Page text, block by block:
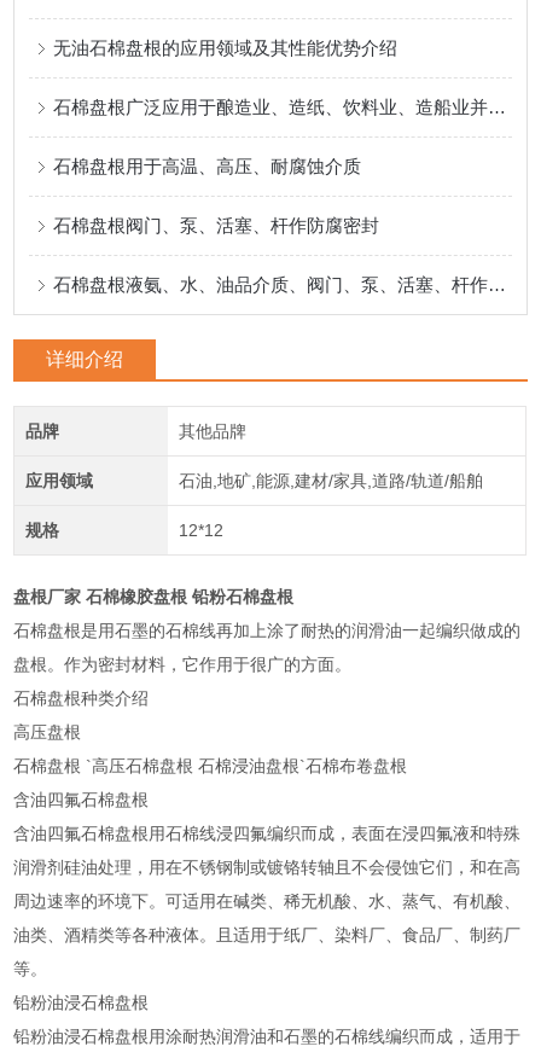
无油石棉盘根的应用领域及其性能优势介绍
石棉盘根广泛应用于酿造业、造纸、饮料业、造船业并专门用于食品
石棉盘根用于高温、高压、耐腐蚀介质
石棉盘根阀门、泵、活塞、杆作防腐密封
石棉盘根液氨、水、油品介质、阀门、泵、活塞、杆作防腐密封
详细介绍
品牌 其他品牌
应用领域 石油,地矿,能源,建材/家具,道路/轨道/船舶
规格 12*12
盘根厂家 石棉橡胶盘根 铅粉石棉盘根
石棉盘根是用石墨的石棉线再加上涂了耐热的润滑油一起编织做成的
盘根。作为密封材料，它作用于很广的方面。
石棉盘根种类介绍
高压盘根
石棉盘根 `高压石棉盘根 石棉浸油盘根`石棉布卷盘根
含油四氟石棉盘根
含油四氟石棉盘根用石棉线浸四氟编织而成，表面在浸四氟液和特殊
润滑剂硅油处理，用在不锈钢制或镀铬转轴且不会侵蚀它们，和在高
周边速率的环境下。可适用在碱类、稀无机酸、水、蒸气、有机酸、
油类、酒精类等各种液体。且适用于纸厂、染料厂、食品厂、制药厂
等。
铅粉油浸石棉盘根
铅粉油浸石棉盘根用涂耐热润滑油和石墨的石棉线编织而成，适用于